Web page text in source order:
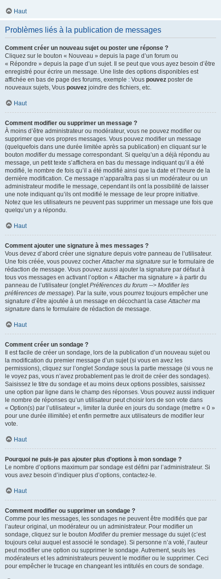
Haut
Problèmes liés à la publication de messages
Comment créer un nouveau sujet ou poster une réponse ?
Cliquez sur le bouton « Nouveau » depuis la page d’un forum ou
« Répondre » depuis la page d’un sujet. Il se peut que vous ayez besoin d’être
enregistré pour écrire un message. Une liste des options disponibles est
affichée en bas de page des forums, exemple : Vous pouvez poster de
nouveaux sujets, Vous pouvez joindre des fichiers, etc.
Haut
Comment modifier ou supprimer un message ?
À moins d’être administrateur ou modérateur, vous ne pouvez modifier ou
supprimer que vos propres messages. Vous pouvez modifier un message
(quelquefois dans une durée limitée après sa publication) en cliquant sur le
bouton modifierdu message correspondant. Si quelqu’un a déjà répondu au
message, un petit texte s’affichera en bas du message indiquant qu’il a été
modifié, le nombre de fois qu’il a été modifié ainsi que la date et l’heure de la
dernière modification. Ce message n’apparaîtra pas si un modérateur ou un
administrateur modifie le message, cependant ils ont la possibilité de laisser
une note indiquant qu’ils ont modifié le message de leur propre initiative.
Notez que les utilisateurs ne peuvent pas supprimer un message une fois que
quelqu’un y a répondu.
Haut
Comment ajouter une signature à mes messages ?
Vous devez d’abord créer une signature depuis votre panneau de l’utilisateur.
Une fois créée, vous pouvez cocherAttacher ma signature sur le formulaire de
rédaction de message. Vous pouvez aussi ajouter la signature par défaut à
tous vos messages en activant l’option « Attacher ma signature » à partir du
panneau de l’utilisateur (ongletPréférences du forum --> Modifier les
préférences de message). Par la suite, vous pourrez toujours empêcher une
signature d’être ajoutée à un message en décochant la caseAttacher ma
signature dans le formulaire de rédaction de message.
Haut
Comment créer un sondage ?
Il est facile de créer un sondage, lors de la publication d’un nouveau sujet ou
la modification du premier message d’un sujet (si vous en avez les
permissions), cliquez sur l’ongletSondage sous la partie message (si vous ne
le voyez pas, vous n’avez probablement pas le droit de créer des sondages).
Saisissez le titre du sondage et au moins deux options possibles, saisissez
une option par ligne dans le champ des réponses. Vous pouvez aussi indiquer
le nombre de réponses qu’un utilisateur peut choisir lors de son vote dans
« Option(s) par l’utilisateur », limiter la durée en jours du sondage (mettre « 0 »
pour une durée illimitée) et enfin permettre aux utilisateurs de modifier leur
vote.
Haut
Pourquoi ne puis-je pas ajouter plus d’options à mon sondage ?
Le nombre d’options maximum par sondage est défini par l’administrateur. Si
vous avez besoin d’indiquer plus d’options, contactez-le.
Haut
Comment modifier ou supprimer un sondage ?
Comme pour les messages, les sondages ne peuvent être modifiés que par
l’auteur original, un modérateur ou un administrateur. Pour modifier un
sondage, cliquez sur le bouton Modifierdu premier message du sujet (c’est
toujours celui auquel est associé le sondage). Si personne n’a voté, l’auteur
peut modifier une option ou supprimer le sondage. Autrement, seuls les
modérateurs et les administrateurs peuvent le modifier ou le supprimer. Ceci
pour empêcher le trucage en changeant les intitulés en cours de sondage.